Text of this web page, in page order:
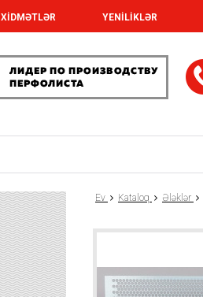
XİDMƏTLƏR YENİLİKLƏR
Ev Kataloq Ələklər